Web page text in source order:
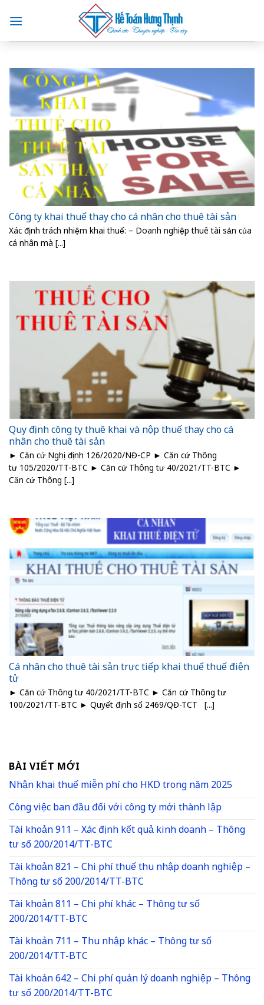
content
Công ty khai thuế thay cho cá nhân cho thuê tài sản
Xác định trách nhiệm khai thuế: – Doanh nghiệp thuê tài sản của
cá nhân mà [...]
Quy định công ty thuê khai và nộp thuế thay cho cá
nhân cho thuê tài sản
► Căn cứ Nghị định 126/2020/NĐ-CP ► Căn cứ Thông
tư 105/2020/TT-BTC ► Căn cứ Thông tư 40/2021/TT-BTC ►
Căn cứ Thông [...]
Cá nhân cho thuê tài sản trực tiếp khai thuế thuế điện
tử
► Căn cứ Thông tư 40/2021/TT-BTC ► Căn cứ Thông tư
100/2021/TT-BTC ► Quyết định số 2469/QĐ-TCT [...]
BÀI VIẾT MỚI
Nhận khai thuế miễn phí cho HKD trong năm 2025
Công việc ban đầu đối với công ty mới thành lập
Tài khoản 911 – Xác định kết quả kinh doanh – Thông
tư số 200/2014/TT-BTC
Tài khoản 821 – Chi phí thuế thu nhập doanh nghiệp –
Thông tư số 200/2014/TT-BTC
Tài khoản 811 – Chi phí khác – Thông tư số
200/2014/TT-BTC
Tài khoản 711 – Thu nhập khác – Thông tư số
200/2014/TT-BTC
Tài khoản 642 – Chi phí quản lý doanh nghiệp – Thông
tư số 200/2014/TT-BTC